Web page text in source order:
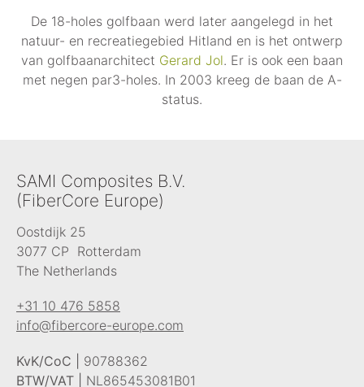
De 18-holes golfbaan werd later aangelegd in het
natuur- en recreatiegebied Hitland en is het ontwerp
van golfbaanarchitect Gerard Jol. Er is ook een baan
met negen par3-holes. In 2003 kreeg de baan de A-
status.
SAMI Composites B.V.
(FiberCore Europe)
Oostdijk 25
3077 CP Rotterdam
The Netherlands
+31 10 476 5858
info@fibercore-europe.com
KvK/CoC | 90788362
BTW/VAT | NL865453081B01